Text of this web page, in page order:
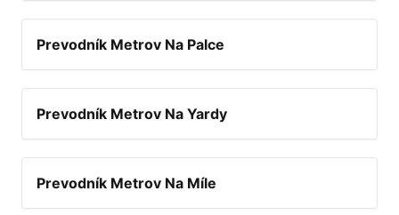
Prevodník Metrov Na Palce
Prevodník Metrov Na Yardy
Prevodník Metrov Na Míle